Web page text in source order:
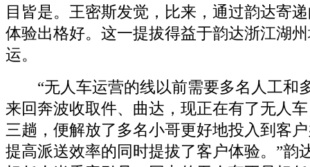
目皆是。王密斯发觉，比来，通过韵达寄
体验出格好。这一提拔得益于韵达浙江湖
运。
“无人车运营的线以前需要多名人工和
来回奔波收取件、曲达，现正在有了无人
三趟，便解放了多名小哥更好地投入到客
提高派送效率的同时提拔了客户体验。”韵